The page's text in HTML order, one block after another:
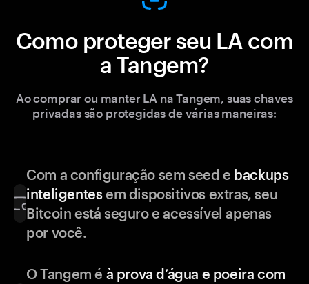
Como proteger seu LA com
a Tangem?
Ao comprar ou manter LA na Tangem, suas chaves
privadas são protegidas de várias maneiras:
Com a configuração sem seed e backups
inteligentesem dispositivos extras, seu
Bitcoin está seguro e acessível apenas
por você.
O Tangem é à prova d’água e poeira com